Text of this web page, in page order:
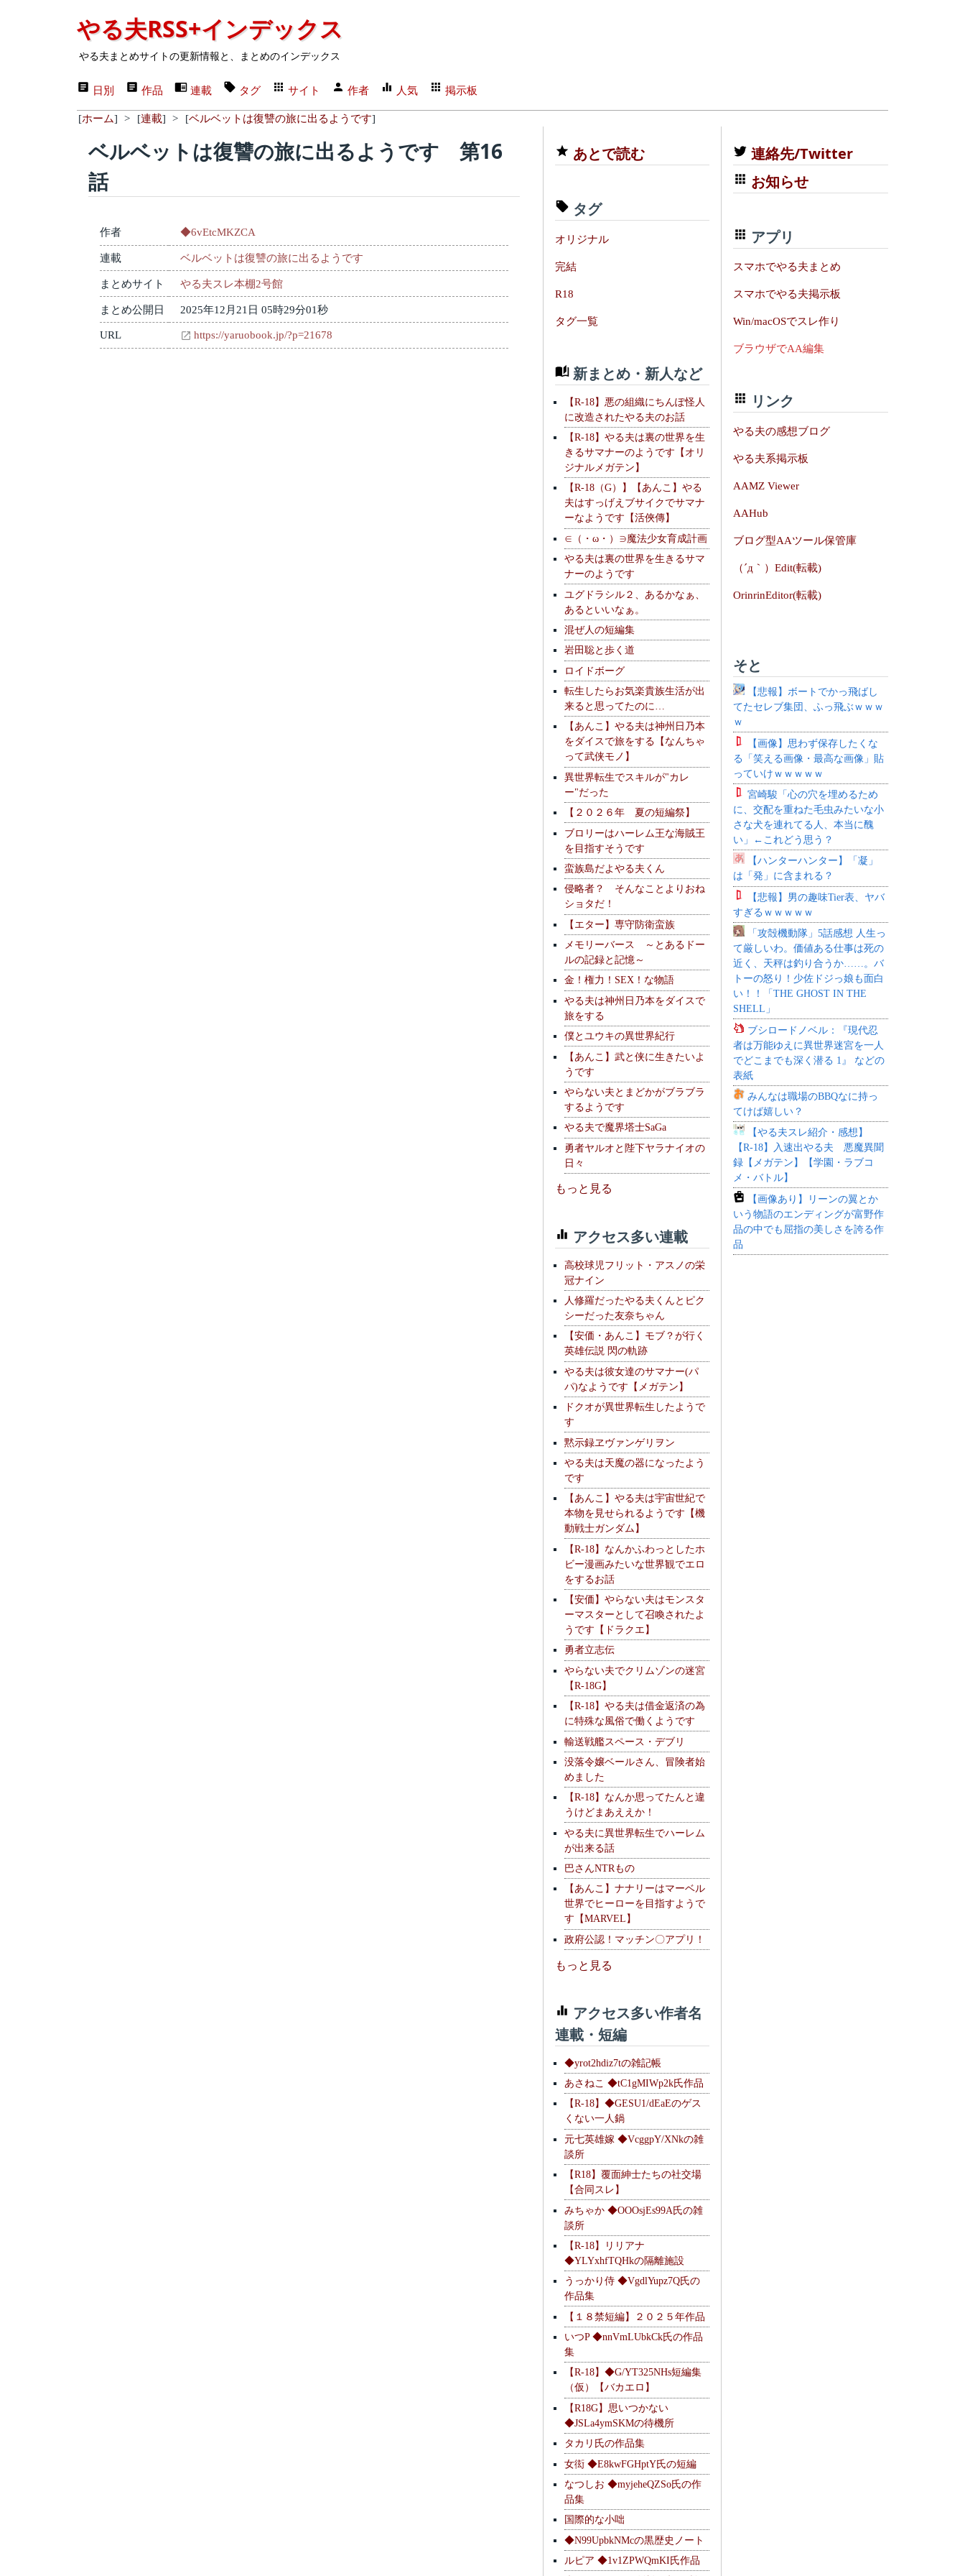
やる夫RSS+インデックス
やる夫まとめサイトの更新情報と、まとめのインデックス
日別 作品 連載 タグ サイト 作者 人気 掲示板
[ホーム] > [連載] > [ベルベットは復讐の旅に出るようです]
ベルベットは復讐の旅に出るようです 第16
話
作者 ◆6vEtcMKZCA
連載 ベルベットは復讐の旅に出るようです
まとめサイト やる夫スレ本棚2号館
まとめ公開日 2025年12月21日 05時29分01秒
URL https://yaruobook.jp/?p=21678
あとで読む
タグ
オリジナル
完結
R18
タグ一覧
新まとめ・新人など
【R-18】悪の組織にちんぽ怪人
に改造されたやる夫のお話
【R-18】やる夫は裏の世界を生
きるサマナーのようです【オリ
ジナルメガテン】
【R-18（G）】【あんこ】やる
夫はすっげえブサイクでサマナ
ーなようです【活俠傳】
∈（・ω・）∋魔法少女育成計画
やる夫は裏の世界を生きるサマ
ナーのようです
ユグドラシル２、あるかなぁ、
あるといいなぁ。
混ぜ人の短編集
岩田聡と歩く道
ロイドボーグ
転生したらお気楽貴族生活が出
来ると思ってたのに…
【あんこ】やる夫は神州日乃本
をダイスで旅をする【なんちゃ
って武侠モノ】
異世界転生でスキルが"カレ
ー"だった
【２０２６年 夏の短編祭】
ブロリーはハーレム王な海賊王
を目指すそうです
蛮族島だよやる夫くん
侵略者？ そんなことよりおね
ショタだ！
【エター】専守防衛蛮族
メモリーバース ～とあるドー
ルの記録と記憶～
金！権力！SEX！な物語
やる夫は神州日乃本をダイスで
旅をする
僕とユウキの異世界紀行
【あんこ】武と侠に生きたいよ
うです
やらない夫とまどかがブラブラ
するようです
やる夫で魔界塔士SaGa
勇者ヤルオと陛下ヤラナイオの
日々
もっと見る
アクセス多い連載
高校球児フリット・アスノの栄
冠ナイン
人修羅だったやる夫くんとピク
シーだった友奈ちゃん
【安価・あんこ】モブ？が行く
英雄伝説 閃の軌跡
やる夫は彼女達のサマナー(パ
パ)なようです【メガテン】
ドクオが異世界転生したようで
す
黙示録ヱヴァンゲリヲン
やる夫は天魔の器になったよう
です
【あんこ】やる夫は宇宙世紀で
本物を見せられるようです【機
動戦士ガンダム】
【R-18】なんかふわっとしたホ
ビー漫画みたいな世界観でエロ
をするお話
【安価】やらない夫はモンスタ
ーマスターとして召喚されたよ
うです【ドラクエ】
勇者立志伝
やらない夫でクリムゾンの迷宮
【R-18G】
【R-18】やる夫は借金返済の為
に特殊な風俗で働くようです
輸送戦艦スペース・デブリ
没落令嬢ベールさん、冒険者始
めました
【R-18】なんか思ってたんと違
うけどまあええか！
やる夫に異世界転生でハーレム
が出来る話
巴さんNTRもの
【あんこ】ナナリーはマーベル
世界でヒーローを目指すようで
す【MARVEL】
政府公認！マッチン〇アプリ！
もっと見る
アクセス多い作者名
連載・短編
◆yrot2hdiz7tの雑記帳
あさねこ ◆tC1gMIWp2k氏作品
【R-18】◆GESU1/dEaEのゲス
くない一人鍋
元七英雄嫁 ◆VcggpY/XNkの雑
談所
【R18】覆面紳士たちの社交場
【合同スレ】
みちゃか ◆OOOsjEs99A氏の雑
談所
【R-18】リリアナ
◆YLYxhfTQHkの隔離施設
うっかり侍 ◆VgdlYupz7Q氏の
作品集
【１８禁短編】２０２５年作品
いつP ◆nnVmLUbkCk氏の作品
集
【R-18】◆G/YT325NHs短編集
（仮）【バカエロ】
【R18G】思いつかない
◆JSLa4ymSKMの待機所
タカリ氏の作品集
女衒 ◆E8kwFGHptY氏の短編
なつしお ◆myjeheQZSo氏の作
品集
国際的な小咄
◆N99UpbkNMcの黒歴史ノート
ルピア ◆1v1ZPWQmKI氏作品
連絡先/Twitter
お知らせ
アプリ
スマホでやる夫まとめ
スマホでやる夫掲示板
Win/macOSでスレ作り
ブラウザでAA編集
リンク
やる夫の感想ブログ
やる夫系掲示板
AAMZ Viewer
AAHub
ブログ型AAツール保管庫
（´д｀）Edit(転載)
OrinrinEditor(転載)
そと
【悲報】ボートでかっ飛ばし
てたセレブ集団、ふっ飛ぶｗｗｗ
ｗ
【画像】思わず保存したくな
る「笑える画像・最高な画像」貼
っていけｗｗｗｗｗ
宮崎駿「心の穴を埋めるため
に、交配を重ねた毛虫みたいな小
さな犬を連れてる人、本当に醜
い」←これどう思う？
【ハンターハンター】「凝」
は「発」に含まれる？
【悲報】男の趣味Tier表、ヤバ
すぎるｗｗｗｗｗ
「攻殻機動隊」5話感想 人生っ
て厳しいわ。価値ある仕事は死の
近く、天秤は釣り合うか……。バ
トーの怒り！少佐ドジっ娘も面白
い！！「THE GHOST IN THE
SHELL」
ブシロードノベル：『現代忍
者は万能ゆえに異世界迷宮を一人
でどこまでも深く潜る 1』 などの
表紙
みんなは職場のBBQなに持っ
てけば嬉しい？
【やる夫スレ紹介・感想】
【R-18】入速出やる夫 悪魔異聞
録【メガテン】【学園・ラブコ
メ・バトル】
【画像あり】リーンの翼とか
いう物語のエンディングが富野作
品の中でも屈指の美しさを誇る作
品